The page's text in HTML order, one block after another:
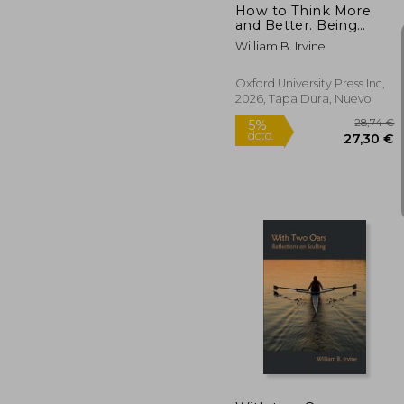
How to Think More
and Better. Being
Reasonable in
Unreasonable Times
William B. Irvine
Oxford University Press Inc,
2026, Tapa Dura, Nuevo
5%
dcto.